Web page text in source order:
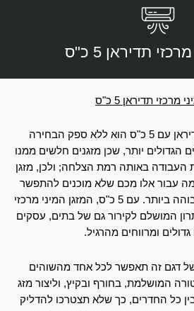
תדיראן 5 כ"ס
מרכזי תדיראן 5 כ"ס
מזגן מיני מרכזי של תדיראן עם 5 כ"ס הוא ללא ספק הבחירה
הגדולים יותר, שכן מזגנים חלשים ממנו
העבודה באותה רמת הצלחה; ולכן, מזגן
עבור אלו מכם שלא מוכנים להתפשר
על איכות מיזוג ברמה הגבוהה ביותר. עם 5 כ"ס, המזגן המיני מרכזי
המושלם לקירור גם של בתים, עסקים
ומרווחים מהרגיל.
דגם זה תאפשר לכל אחד מהשוהים
המושלמת, בחורף ובקיץ, וליצור מזג
כל החדרים, כך שלא תצטרכו להדליק